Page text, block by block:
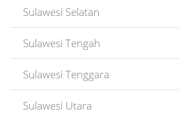
Sulawesi Selatan
Sulawesi Tengah
Sulawesi Tenggara
Sulawesi Utara